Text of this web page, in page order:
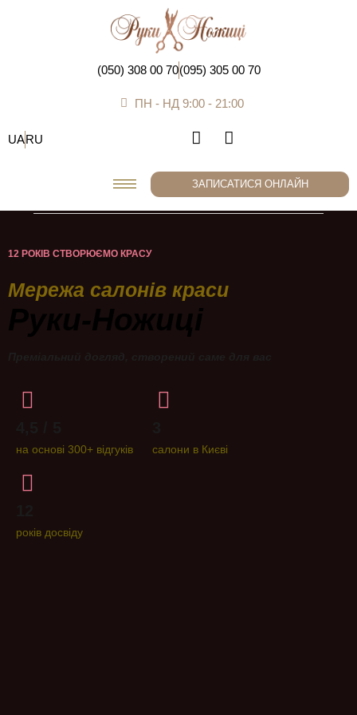
(050) 308 00 70(095) 305 00 70
ПН - НД 9:00 - 21:00
UARU
ЗАПИСАТИСЯ ОНЛАЙН
12 РОКІВ СТВОРЮЄМО КРАСУ
Мережа салонів краси
Руки-Ножиці
на основі 300+ відгуків салони в Києві
років досвіду